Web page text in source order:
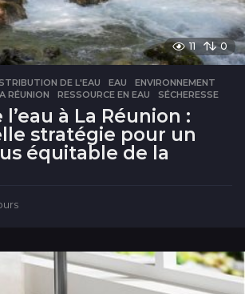
11 0
DE L'EAU ,EAU ,ENVIRONNEMENT
RÉUNION ,RESSOURCE EN EAU ,SÉCHERESSE
à La Réunion :
stratégie pour un
équitable de la
u
r